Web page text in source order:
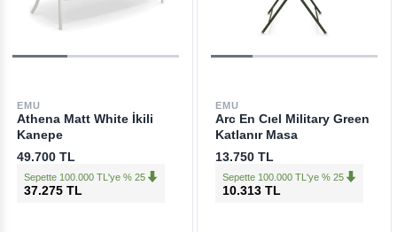
EMU
Athena Matt White İkili
Kanepe
49.700 TL
Sepette 100.000 TL'ye % 25
37.275 TL
EMU
Arc En Cıel Military Green
Katlanır Masa
13.750 TL
Sepette 100.000 TL'ye % 25
10.313 TL